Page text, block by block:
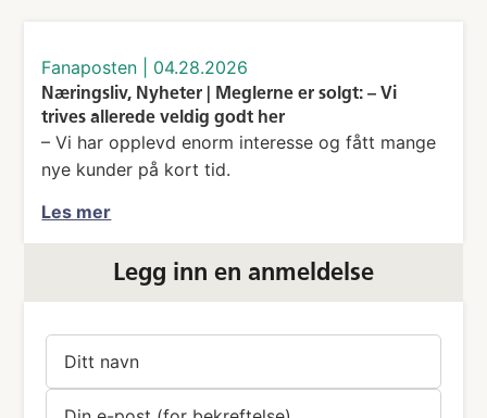
fanaposten 04.28.2026
Næringsliv, Nyheter | Meglerne er solgt: – Vi
trives allerede veldig godt her
– Vi har opplevd enorm interesse og fått mange
nye kunder på kort tid.
Les mer
Legg inn en anmeldelse